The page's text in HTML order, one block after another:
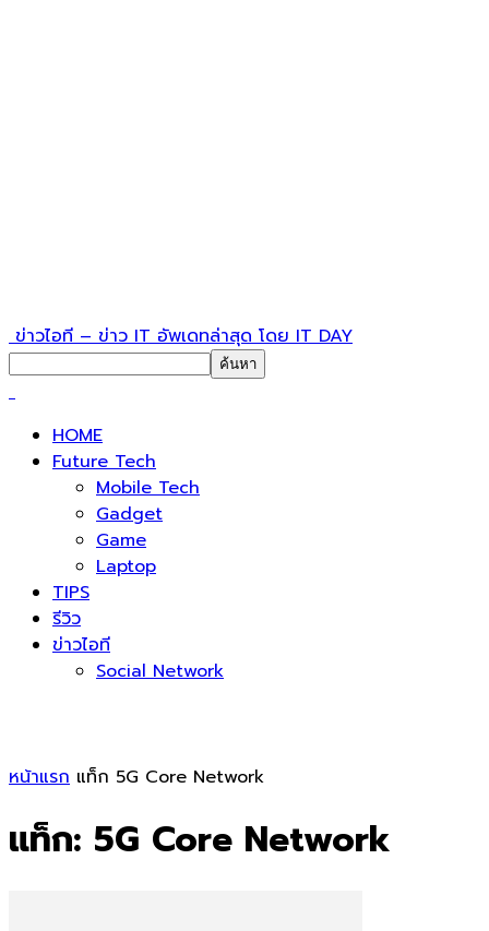
ข่าวไอที – ข่าว IT อัพเดทล่าสุด โดย IT DAY
HOME
Future Tech
Mobile Tech
Gadget
Game
Laptop
TIPS
รีวิว
ข่าวไอที
Social Network
หน้าแรก แท็ก 5G Core Network
แท็ก: 5G Core Network